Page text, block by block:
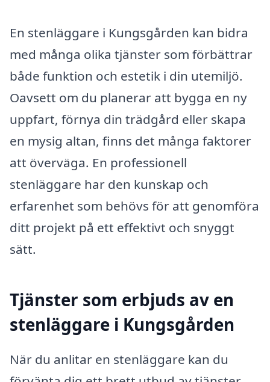
En stenläggare i Kungsgården kan bidra
med många olika tjänster som förbättrar
både funktion och estetik i din utemiljö.
Oavsett om du planerar att bygga en ny
uppfart, förnya din trädgård eller skapa
en mysig altan, finns det många faktorer
att överväga. En professionell
stenläggare har den kunskap och
erfarenhet som behövs för att genomföra
ditt projekt på ett effektivt och snyggt
sätt.
Tjänster som erbjuds av en
stenläggare i Kungsgården
När du anlitar en stenläggare kan du